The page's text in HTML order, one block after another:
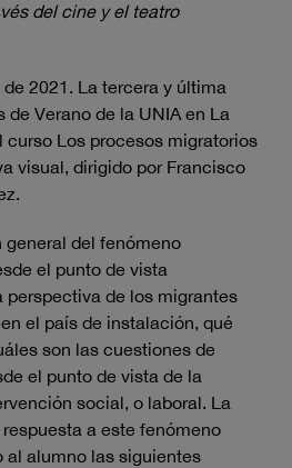
del cine y el teatro
2021. La tercera y última
de Verano de la UNIA en La
curso Los procesos migratorios
visual, dirigido por Francisco
general del fenómeno
el punto de vista
de los migrantes
el país de instalación, qué
son las cuestiones de
el punto de vista de la
social, o laboral. La
a este fenómeno
al alumno las siguientes